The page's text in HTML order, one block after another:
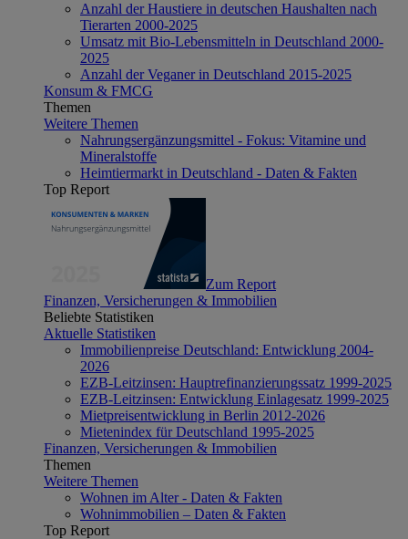
Anzahl der Haustiere in deutschen Haushalten nach
Tierarten 2000-2025
Umsatz mit Bio-Lebensmitteln in Deutschland 2000-
2025
Anzahl der Veganer in Deutschland 2015-2025
Konsum & FMCG
Themen
Weitere Themen
Nahrungsergänzungsmittel - Fokus: Vitamine und
Mineralstoffe
Heimtiermarkt in Deutschland - Daten & Fakten
Top Report
Zum Report
Finanzen, Versicherungen & Immobilien
Beliebte Statistiken
Aktuelle Statistiken
Immobilienpreise Deutschland: Entwicklung 2004-
2026
EZB-Leitzinsen: Hauptrefinanzierungssatz 1999-2025
EZB-Leitzinsen: Entwicklung Einlagesatz 1999-2025
Mietpreisentwicklung in Berlin 2012-2026
Mietenindex für Deutschland 1995-2025
Finanzen, Versicherungen & Immobilien
Themen
Weitere Themen
Wohnen im Alter - Daten & Fakten
Wohnimmobilien – Daten & Fakten
Top Report